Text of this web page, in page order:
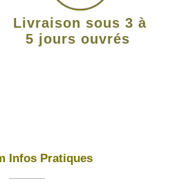
Livraison sous 3 à
5 jours ouvrés
Infos Pratiques